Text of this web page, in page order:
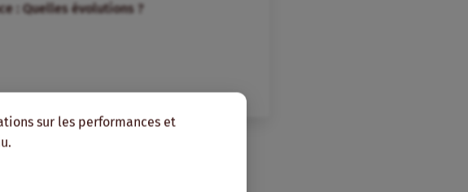
sur les performances et
: Quelles évolutions ?